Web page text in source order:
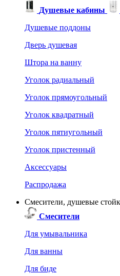
Душевые кабины
Душевые поддоны
Дверь душевая
Штора на ванну
Уголок радиальный
Уголок прямоугольный
Уголок квадратный
Уголок пятиугольный
Уголок пристенный
Аксессуары
Распродажа
Смесители, душевые
Смесители
Для умывальника
Для ванны
Для биде